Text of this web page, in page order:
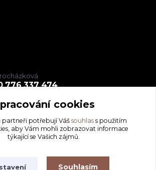
776 337 474
cookies
partneři potřebují Váš souhlass použitím
aby Vám mohli zobrazovat informace
týkající se Vašich zájmů.
Souhlasím